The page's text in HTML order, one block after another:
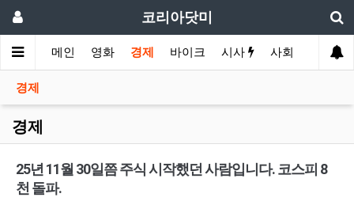
코리아닷미
메인 영화 경제 바이크 시사 사회 스포츠
경제
경제
25년 11월 30일쯤 주식 시작했던 사람입니다. 코스피 8
천 돌파.